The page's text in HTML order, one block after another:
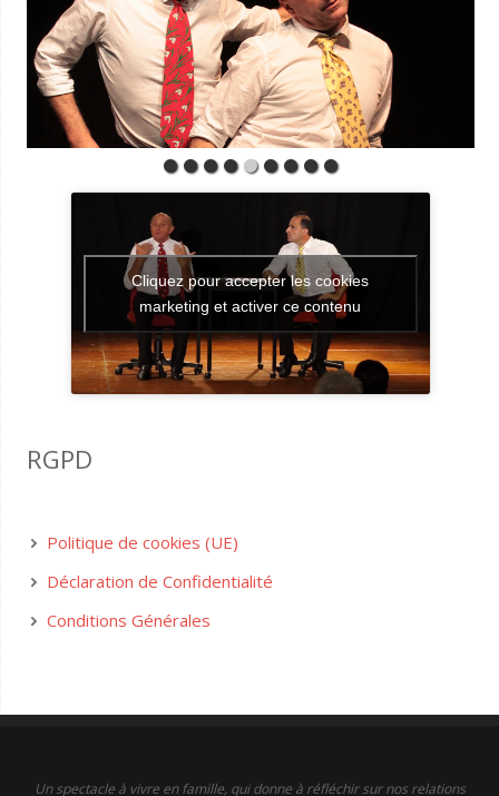
Cliquez pour accepter les cookies
marketing et activer ce contenu
RGPD
Politique de cookies (UE)
Déclaration de Confidentialité
Conditions Générales
Un spectacle à vivre en famille, qui donne à réfléchir sur nos relations